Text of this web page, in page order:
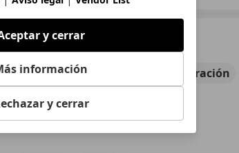
€ 489.725 comparación
y cerrar
información
y cerrar